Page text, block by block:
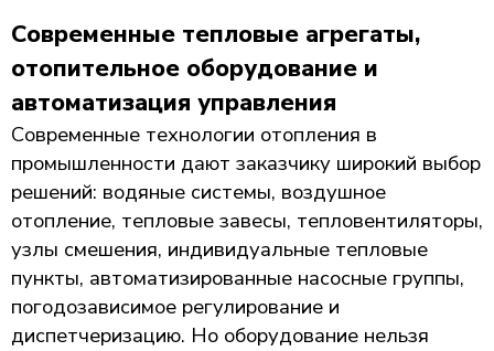
Современные тепловые агрегаты,
отопительное оборудование и
автоматизация управления
Современные технологии отопления в
промышленности дают заказчику широкий выбор
решений: водяные системы, воздушное
отопление, тепловые завесы, тепловентиляторы,
узлы смешения, индивидуальные тепловые
пункты, автоматизированные насосные группы,
погодозависимое регулирование и
диспетчеризацию. Но оборудование нельзя